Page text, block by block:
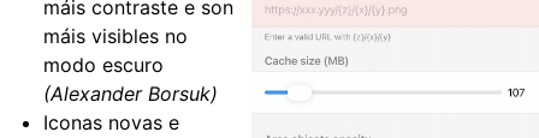
máis contraste e son
máis visibles no
modo escuro
(Alexander Borsuk)
Iconas novas e